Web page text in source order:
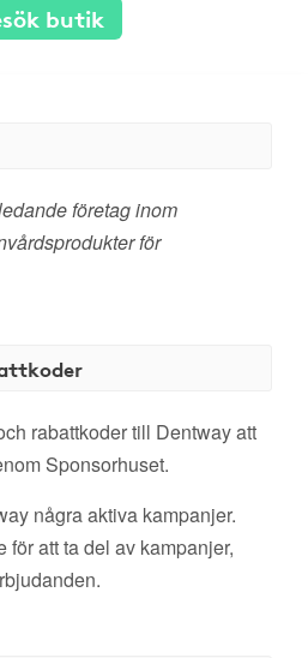
butik
företag inom
för
rabattkoder till Dentway att
Sponsorhuset.
några aktiva kampanjer.
för att ta del av kampanjer,